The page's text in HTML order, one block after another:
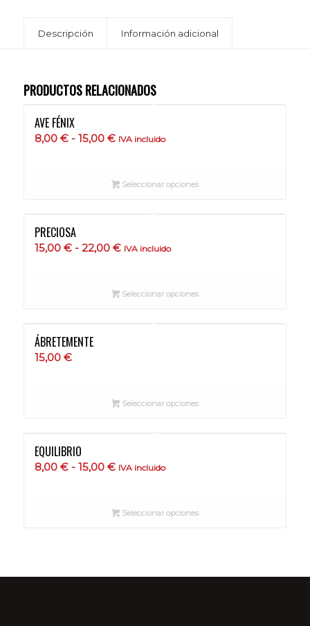
Descripción Información adicional
PRODUCTOS RELACIONADOS
AVE FÉNIX
8,00 € - 15,00 €Rango
desde
IVA incluido
Seleccionar opciones
PRECIOSA
15,00 € - 22,00 €Rango
desde
IVA incluido
Seleccionar opciones
ÁBRETEMENTE
15,00 €
Seleccionar opciones
EQUILIBRIO
8,00 € - 15,00 €Rango
desde
IVA incluido
Seleccionar opciones